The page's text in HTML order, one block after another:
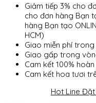
Giảm tiếp 3% cho
cho đơn hàng Bạn
hàng Bạn tạo
HCM)
Giao miễn phí
Giao gấp trong
Cam kết 100%
Cam kết hoa tươi
Hot Line